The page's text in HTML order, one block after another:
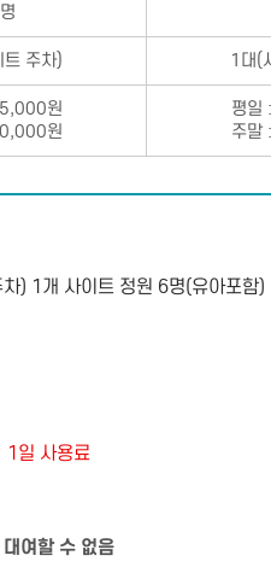
트 주차) 1대(
원
원
평일
주말
) 1개 사이트 정원 6명(유아포함
1일 사용료
여할 수 없음